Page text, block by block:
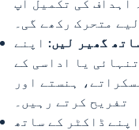
متحرک رکھے گی۔
گھیر لیں: اپنے
یا اداسی کے
ہنستے اور
تفریح ​​کرتے رہیں۔
ڈاکٹر کے ساتھ